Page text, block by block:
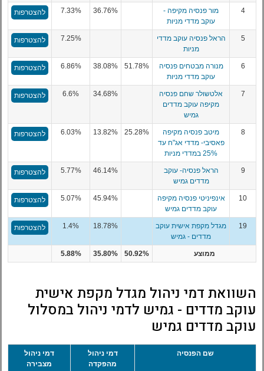
4
מור פנסיה מקיפה -
עוקב מדדי מניות
36.76%
7.33% להצטרפות
5
הראל פנסיה עוקב מדדי
מניות
7.25% להצטרפות
6
מנורה מבטחים פנסיה
עוקב מדדי מניות
51.78%
38.08%
6.86% להצטרפות
7
אלטשולר שחם פנסיה
מקיפה עוקב מדדים
גמיש
34.68%
6.6% להצטרפות
8
מיטב פנסיה מקיפה
פאסיבי- מדדי אג"ח עד
25% במדדי מניות
25.28%
13.82%
6.03% להצטרפות
9
הראל פנסיה- עוקב
מדדים גמיש
46.14%
5.77% להצטרפות
10
אינפיניטי פנסיה מקיפה
עוקב מדדים גמיש
45.94%
5.07% להצטרפות
19
מגדל מקפת אישית עוקב
מדדים - גמיש
18.78%
1.4% להצטרפות
ממוצע 50.92%
35.80%
5.88%
השוואת דמי ניהול מגדל מקפת אישית
עוקב מדדים - גמיש לדמי ניהול במסלול
עוקב מדדים גמיש
שם הפנסיה
דמי ניהול
מהפקדה
דמי ניהול
מצבירה